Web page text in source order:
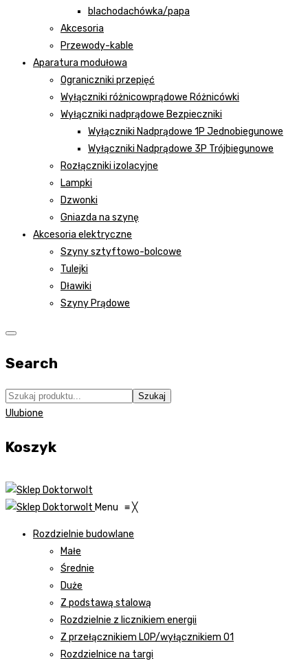
blachodachówka/papa
Akcesoria
Przewody-kable
Aparatura modułowa
Ograniczniki przepięć
Wyłączniki różnicowprądowe Różnicówki
Wyłączniki nadprądowe Bezpieczniki
Wyłączniki Nadprądowe 1P Jednobiegunowe
Wyłączniki Nadprądowe 3P Trójbiegunowe
Rozłączniki izolacyjne
Lampki
Dzwonki
Gniazda na szynę
Akcesoria elektryczne
Szyny sztyftowo-bolcowe
Tulejki
Dławiki
Szyny Prądowe
Search
Szukaj
Ulubione
Koszyk
Menu ≡╳
Rozdzielnie budowlane
Małe
Średnie
Duże
Z podstawą stalową
Rozdzielnie z licznikiem energii
Z przełącznikiem LOP/wyłącznikiem 01
Rozdzielnice na targi